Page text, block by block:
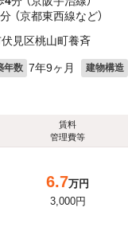
分 （京都東西線など）
見区桃山町養斉
年数 7年9ヶ月 建物構造
賃料
管理費等
6.7万円
3,000円